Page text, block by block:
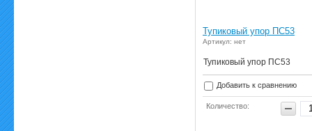
Тупиковый упор ПС53
Артикул: нет
Тупиковый упор ПС53
Добавить к сравнению
Количество: